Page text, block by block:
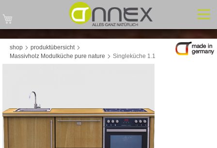
shop
produktübersicht
Massivholz Modulküche pure nature
Singleküche 1.1
Bildgalerie
springen